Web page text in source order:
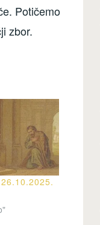
Potičemo
zbor.